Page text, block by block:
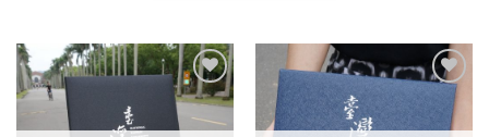
加入
望輕
加入
「願
望輕